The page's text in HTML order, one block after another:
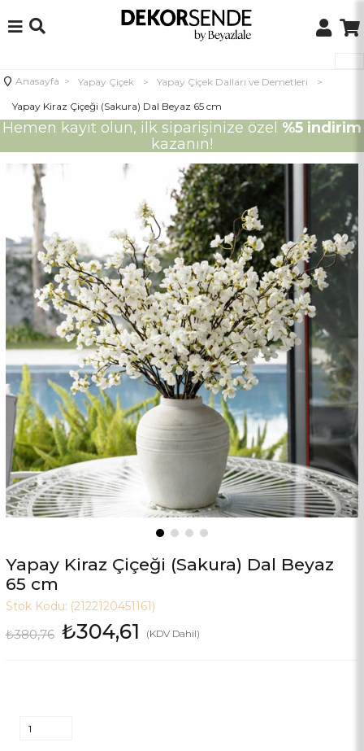
Anasayfa > Yapay Çiçek > Yapay Çiçek Dalları ve Demetleri
>
Yapay Kiraz Çiçeği (Sakura) Dal Beyaz 65 cm
Hemen kayıt olun, ilk siparişinize özel %5 indirim
kazanın!
Yapay Kiraz Çiçeği (Sakura) Dal Beyaz
65 cm
Stok Kodu: (2122120451161)
₺380,76 ₺304,61 (KDV Dahil)